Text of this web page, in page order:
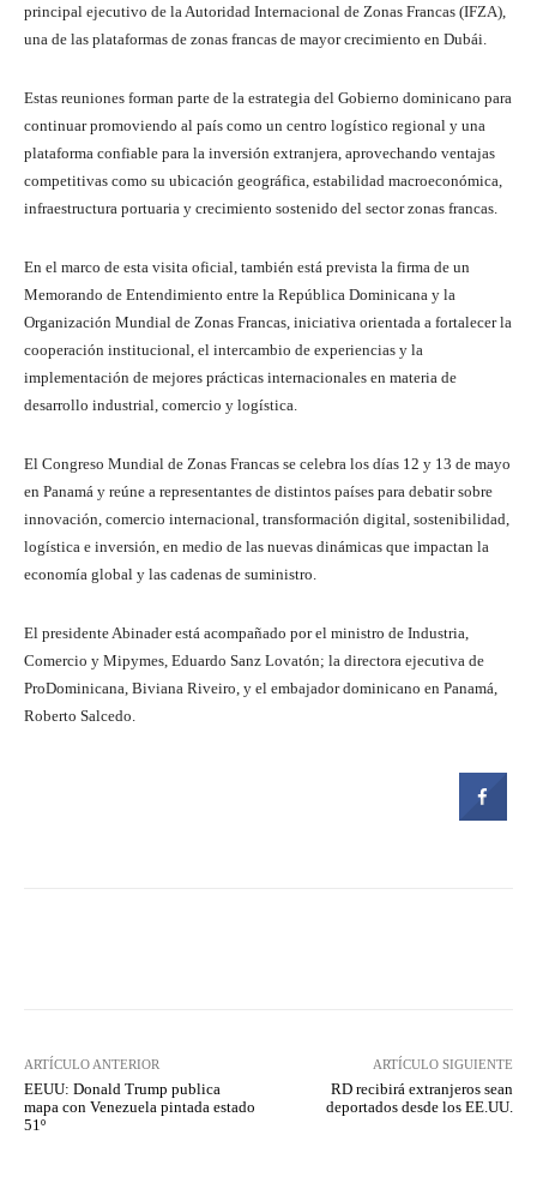
principal ejecutivo de la Autoridad Internacional de Zonas Francas (IFZA),
una de las plataformas de zonas francas de mayor crecimiento en Dubái.
Estas reuniones forman parte de la estrategia del Gobierno dominicano para
continuar promoviendo al país como un centro logístico regional y una
plataforma confiable para la inversión extranjera, aprovechando ventajas
competitivas como su ubicación geográfica, estabilidad macroeconómica,
infraestructura portuaria y crecimiento sostenido del sector zonas francas.
En el marco de esta visita oficial, también está prevista la firma de un
Memorando de Entendimiento entre la República Dominicana y la
Organización Mundial de Zonas Francas, iniciativa orientada a fortalecer la
cooperación institucional, el intercambio de experiencias y la
implementación de mejores prácticas internacionales en materia de
desarrollo industrial, comercio y logística.
El Congreso Mundial de Zonas Francas se celebra los días 12 y 13 de mayo
en Panamá y reúne a representantes de distintos países para debatir sobre
innovación, comercio internacional, transformación digital, sostenibilidad,
logística e inversión, en medio de las nuevas dinámicas que impactan la
economía global y las cadenas de suministro.
El presidente Abinader está acompañado por el ministro de Industria,
Comercio y Mipymes, Eduardo Sanz Lovatón; la directora ejecutiva de
ProDominicana, Biviana Riveiro, y el embajador dominicano en Panamá,
Roberto Salcedo.
ARTÍCULO ANTERIOR
EEUU: Donald Trump publica
mapa con Venezuela pintada estado
51º
ARTÍCULO SIGUIENTE
RD recibirá extranjeros sean
deportados desde los EE.UU.